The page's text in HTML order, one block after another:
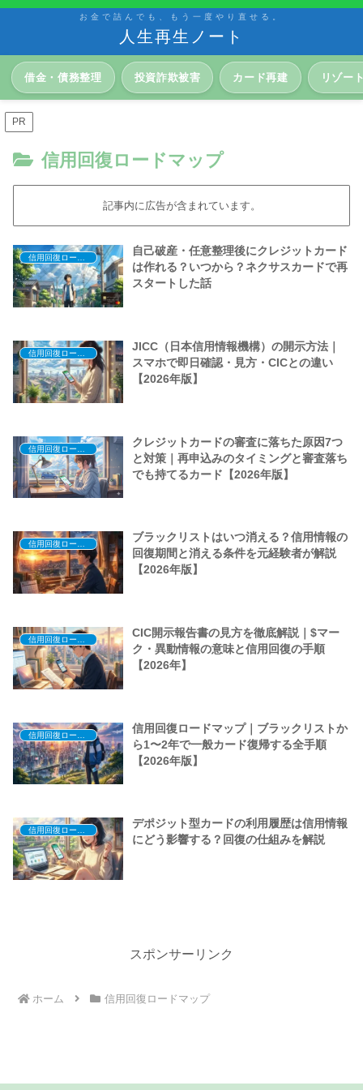
お金で詰んでも、もう一度やり直せる。
人生再生ノート
借金・債務整理 投資詐欺被害 カード再建 リゾー
PR
信用回復ロードマップ
記事内に広告が含まれています。
信用回復ロードマップ
自己破産・任意整理後にクレジットカード
は作れる？いつから？ネクサスカードで再
スタートした話
JICC（日本信用情報機構）の開示方法｜
スマホで即日確認・見方・CICとの違い
【2026年版】
クレジットカードの審査に落ちた原因7つ
と対策｜再申込みのタイミングと審査落ち
でも持てるカード【2026年版】
ブラックリストはいつ消える？信用情報の
回復期間と消える条件を元経験者が解説
【2026年版】
CIC開示報告書の見方を徹底解説｜$マー
ク・異動情報の意味と信用回復の手順
【2026年】
信用回復ロードマップ｜ブラックリストか
ら1〜2年で一般カード復帰する全手順
【2026年版】
信用回復ロードマップ
デポジット型カードの利用履歴は信用情報
にどう影響する？回復の仕組みを解説
スポンサーリンク
ホーム 信用回復ロードマップ